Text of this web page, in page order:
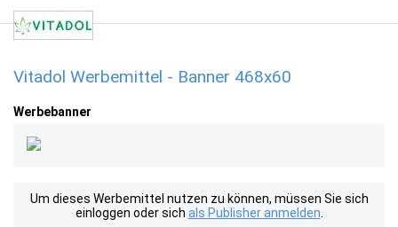
Vitadol Werbemittel - Banner 468x60
Werbebanner
Um dieses Werbemittel nutzen zu können, müssen Sie sich
einloggen oder sich als Publisher anmelden